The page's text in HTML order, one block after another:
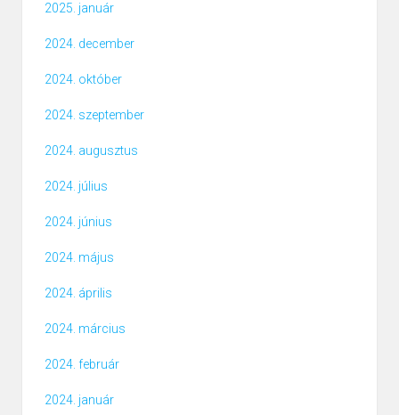
2025. január
2024. december
2024. október
2024. szeptember
2024. augusztus
2024. július
2024. június
2024. május
2024. április
2024. március
2024. február
2024. január